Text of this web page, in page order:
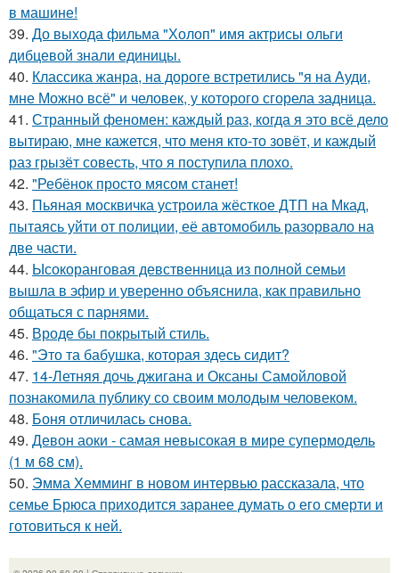
в машине!
39. До выхода фильма "Холоп" имя актрисы ольги
дибцевой знали единицы.
40. Классика жанра, на дороге встретились "я на Ауди,
мне Можно всё" и человек, у которого сгорела задница.
41. Странный феномен: каждый раз, когда я это всё дело
вытираю, мне кажется, что меня кто-то зовёт, и каждый
раз грызёт совесть, что я поступила плохо.
42. "Ребёнок просто мясом станет!
43. Пьяная москвичка устроила жёсткое ДТП на Мкад,
пытаясь уйти от полиции, её автомобиль разорвало на
две части.
44. Ысокоранговая девственница из полной семьи
вышла в эфир и уверенно объяснила, как правильно
общаться с парнями.
45. Вроде бы покрытый стиль.
46. "Это та бабушка, которая здесь сидит?
47. 14-Летняя дочь джигана и Оксаны Самойловой
познакомила публику со своим молодым человеком.
48. Боня отличилась снова.
49. Девон аоки - самая невысокая в мире супермодель
(1 м 68 см).
50. Эмма Хемминг в новом интервью рассказала, что
семье Брюса приходится заранее думать о его смерти и
готовиться к ней.